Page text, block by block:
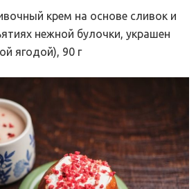
крем на основе сливок и
нежной булочки, украшен
ягодой), 90 г